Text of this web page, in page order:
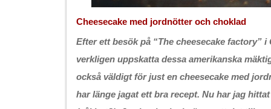
Cheesecake med jordnötter och choklad
Efter ett besök på “The cheesecake factory”
verkligen uppskatta dessa amerikanska
också väldigt för just en cheesecake med
har länge jagat ett bra recept. Nu har jag